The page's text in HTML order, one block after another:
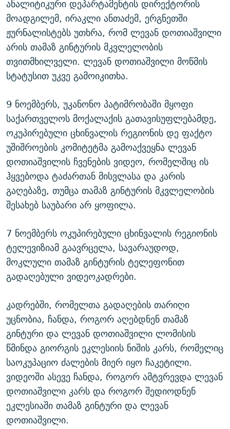
ანალიტიკური დეპარტამენტის დირექტორის
მოადგილემ, ირაკლი ანთაძემ, ერგნეთში
ჟურნალისტებს უთხრა, რომ ლევან დოთიაშვილი
არის თამაზ გინტურის მკვლელობის
თვითმხილველი. ლევან დოთიაშვილი მოწმის
სტატუსით უკვე გამოიკითხა.
9 ნოემბერს, უკანონო პატიმრობაში მყოფი
საქართველოს მოქალაქის გათავისუფლებამდე,
ოკუპირებული ცხინვალის რეგიონის დე ფაქტო
უშიშროების კომიტეტმა გამოაქვეყნა ლევან
დოთიაშვილის ჩვენების ვიდეო, რომელშიც ის
ჰყვებოდა ტაძართან მისვლასა და კარის
გაღებაზე, თუმცა თამაზ გინტურის მკვლელობის
შესახებ საუბარი არ ყოფილა.
7 ნოემბერს ოკუპირებული ცხინვალის რეგიონის
ტელევიზიამ გაავრცელა, სავარაუდოდ,
მოკლული თამაზ გინტურის ტელეფონით
გადაღებული ვიდეოკადრები.
კადრებში, რომელთა გადაღების თარიღი
უცნობია, ჩანდა, როგორ აღებდნენ თამაზ
გინტური და ლევან დოთიაშვილი ლომისის
წმინდა გიორგის ეკლესიის ნიშის კარს, რომელიც
საოკუპაციო ძალების მიერ იყო ჩაკეტილი.
ვიდეოში ასევე ჩანდა, როგორ ამტვრევდა ლევან
დოთიაშვილი კარს და როგორ შედიოდნენ
ეკლესიაში თამაზ გინტური და ლევან
დოთიაშვილი.